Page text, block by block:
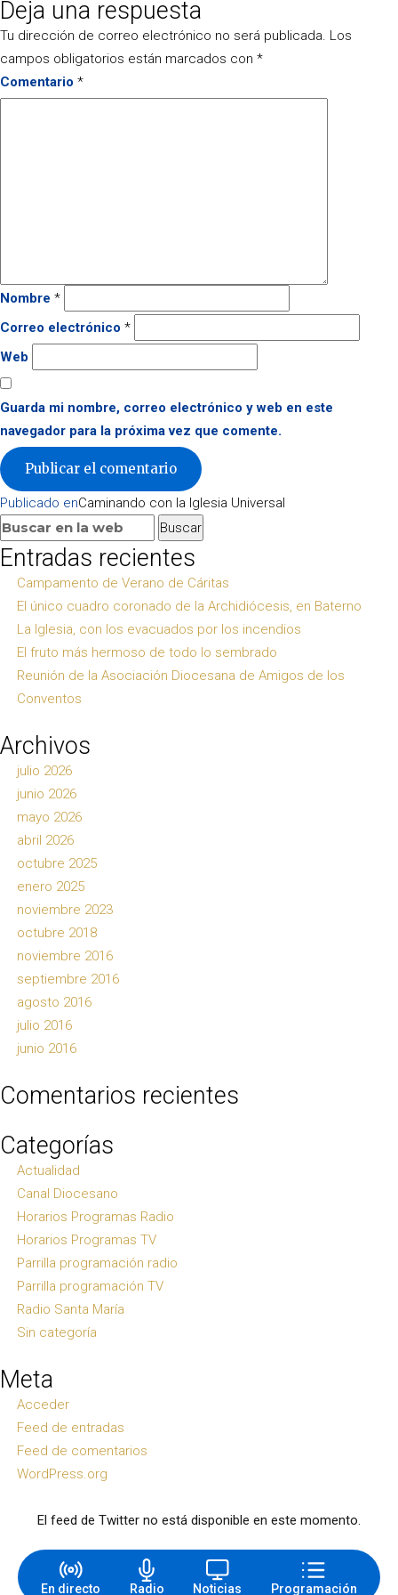
el
completo
Deja una respuesta
Tu dirección de correo electrónico no será publicada. Los
campos obligatorios están marcados con *
Comentario *
Nombre *
Correo electrónico *
Web
Guarda mi nombre, correo electrónico y web en este
navegador para la próxima vez que comente.
Navegación
de
entradas
Publicado enCaminando con la Iglesia Universal
Buscar:
Buscar
Entradas recientes
Campamento de Verano de Cáritas
El único cuadro coronado de la Archidiócesis, en Baterno
La Iglesia, con los evacuados por los incendios
El fruto más hermoso de todo lo sembrado
Reunión de la Asociación Diocesana de Amigos de los
Conventos
Archivos
julio 2026
junio 2026
mayo 2026
abril 2026
octubre 2025
enero 2025
noviembre 2023
octubre 2018
noviembre 2016
septiembre 2016
agosto 2016
julio 2016
junio 2016
Comentarios recientes
Categorías
Actualidad
Canal Diocesano
Horarios Programas Radio
Horarios Programas TV
Parrilla programación radio
Parrilla programación TV
Radio Santa María
Sin categoría
Meta
Acceder
Feed de entradas
Feed de comentarios
WordPress.org
El feed de Twitter no está disponible en este momento.
En directo Radio Noticias Programación